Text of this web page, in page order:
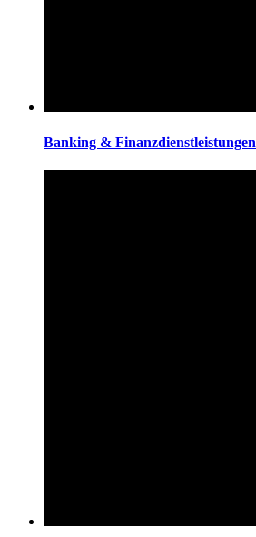
Banking & Finanzdienstleistungen